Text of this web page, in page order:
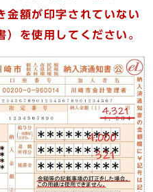
金額が印字されていない
）を使用してください。